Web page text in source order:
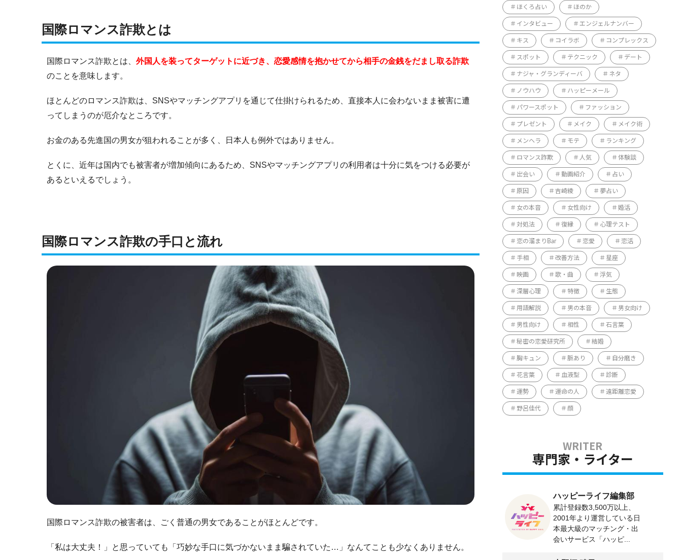
国際ロマンス詐欺とは
国際ロマンス詐欺とは、 外国人を装ってターゲットに近づき、恋愛感情を抱かせてから相手の金銭をだまし取る詐欺
のことを意味します。
ほとんどのロマンス詐欺は、SNSやマッチングアプリを通じて仕掛けられるため、直接本人に会わないまま被害に遭
ってしまうのが厄介なところです。
お金のある先進国の男女が狙われることが多く、日本人も例外ではありません。
とくに、近年は国内でも被害者が増加傾向にあるため、SNSやマッチングアプリの利用者は十分に気をつける必要が
あるといえるでしょう。
国際ロマンス詐欺の手口と流れ
国際ロマンス詐欺の被害者は、ごく普通の男女であることがほとんどです。
「私は大丈夫！」と思っていても「巧妙な手口に気づかないまま騙されていた…」なんてことも少なくありません。
ほくろ占い ほのか
インタビュー エンジェルナンバー
キス コイラボ コンプレックス
スポット テクニック デート
ナジャ・グランディーバ ネタ
ノウハウ ハッピーメール
パワースポット ファッション
プレゼント メイク メイク術
メンヘラ モテ ランキング
ロマンス詐欺 人気 体験談
出会い 動画紹介 占い
原因 吉崎綾 夢占い
女の本音 女性向け 婚活
対処法 復縁 心理テスト
恋の溜まりBar 恋愛 恋活
手相 改善方法 星座
映画 歌・曲 浮気
深層心理 特徴 生態
用語解説 男の本音 男女向け
男性向け 相性 石言葉
秘密の恋愛研究所 結婚
胸キュン 脈あり 自分磨き
花言葉 血液型 診断
運勢 運命の人 遠距離恋愛
野呂佳代 顔
専門家・ライター
ハッピーライフ編集部
累計登録数3,500万以上、
2001年より運営している日
本最大級のマッチング・出
会いサービス「ハッピ...